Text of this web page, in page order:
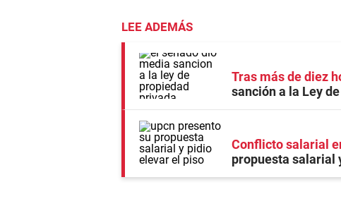
LEE ADEMÁS
Tras más de diez
sanción a la Ley
Conflicto salarial
propuesta salarial